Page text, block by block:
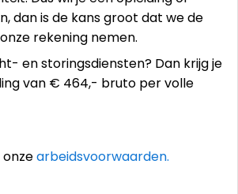
dan is de kans groot dat we de
rekening nemen.
en storingsdiensten? Dan krijg je
van € 464,- bruto per volle
arbeidsvoorwaarden.